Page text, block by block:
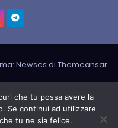
Newses di Themeansar.
Il mio account
che tu possa avere la
Se continui ad utilizzare
tu ne sia felice.